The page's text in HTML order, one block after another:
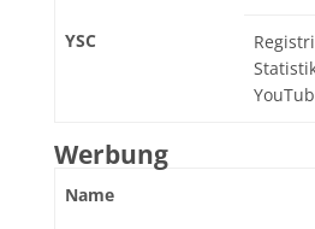
YSC
Werbung
Name